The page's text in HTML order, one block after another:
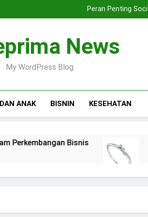
Peran Penting
Peran Penting
News
My WordPress Blog
ANAK BISNIN KESEHATAN
Bisnis Harga
3 Weeks Ago